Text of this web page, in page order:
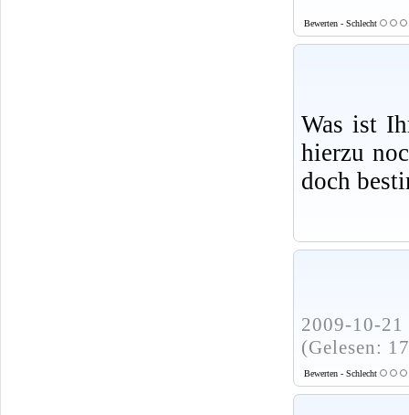
Bewerten - Schlecht
Was ist
hierzu
doch
2009-10-
(Gelesen:
Bewerten - Schlecht